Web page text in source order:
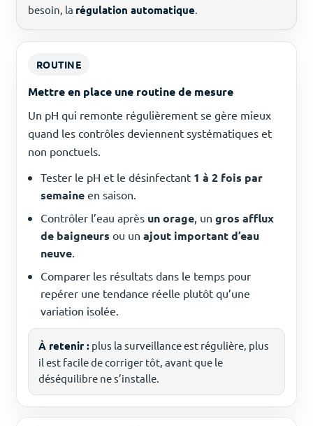
besoin, la régulation automatique.
ROUTINE
Mettre en place une routine de mesure
Un pH qui remonte régulièrement se gère mieux
quand les contrôles deviennent systématiques et
non ponctuels.
Tester le pH et le désinfectant 1 à 2 fois par
semaine en saison.
Contrôler l’eau après un orage, un gros afflux
de baigneurs ou un ajout important d’eau
neuve.
Comparer les résultats dans le temps pour
repérer une tendance réelle plutôt qu’une
variation isolée.
À retenir : plus la surveillance est régulière, plus
il est facile de corriger tôt, avant que le
déséquilibre ne s’installe.